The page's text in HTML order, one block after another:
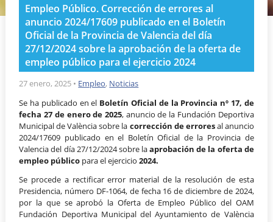
Portal de Transparencia
Reservas
Empleo Público. Corrección de errores al
anuncio 2024/17609 publicado en el Boletín
Oficial de la Provincia de Valencia del día
27/12/2024 sobre la aprobación de la oferta de
empleo público para el ejercicio 2024
27 enero, 2025 • Empleo, Noticias
Se ha publicado en el Boletín Oficial de la Provincia nº 17, de
fecha 27 de enero de 2025, anuncio de la Fundación Deportiva
Municipal de València sobre la corrección de erroresal anuncio
2024/17609 publicado en el Boletín Oficial de la Provincia de
Valencia del día 27/12/2024 sobre laaprobación de la oferta de
empleo público para el ejercicio2024.
Se procede a rectificar error material de la resolución de esta
Presidencia, número DF-1064, de fecha 16 de diciembre de 2024,
por la que se aprobó la Oferta de Empleo Público del OAM
Fundación Deportiva Municipal del Ayuntamiento de València